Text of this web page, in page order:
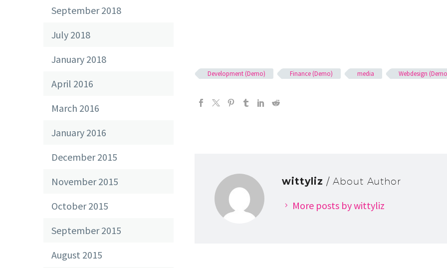
Development (Demo) Finance (Demo) media Webdesign
wittyliz / About Author
More posts by wittyliz
September 2018
July 2018
January 2018
April 2016
March 2016
January 2016
December 2015
November 2015
October 2015
September 2015
August 2015